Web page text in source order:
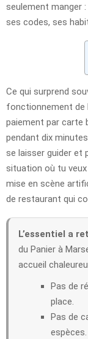
seulement manger
ses codes, ses
Ce qui surprend
fonctionnement de
paiement par carte
pendant dix
se laisser guider et
situation où tu veux
mise en scène
de restaurant qui
L’essentiel a
du Panier à
accueil
Pas de
place.
Pas de
espèces.